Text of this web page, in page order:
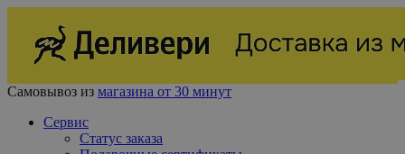
Самовывоз из магазина от 30 минут
Сервис
Статус заказа